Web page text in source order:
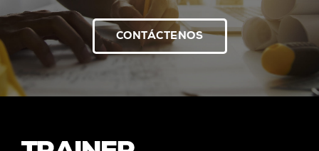
CONTÁCTENOS